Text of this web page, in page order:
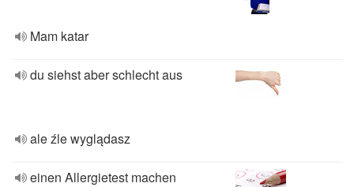
Mam katar
du siehst aber schlecht aus
ale źle wyglądasz
einen Allergietest machen